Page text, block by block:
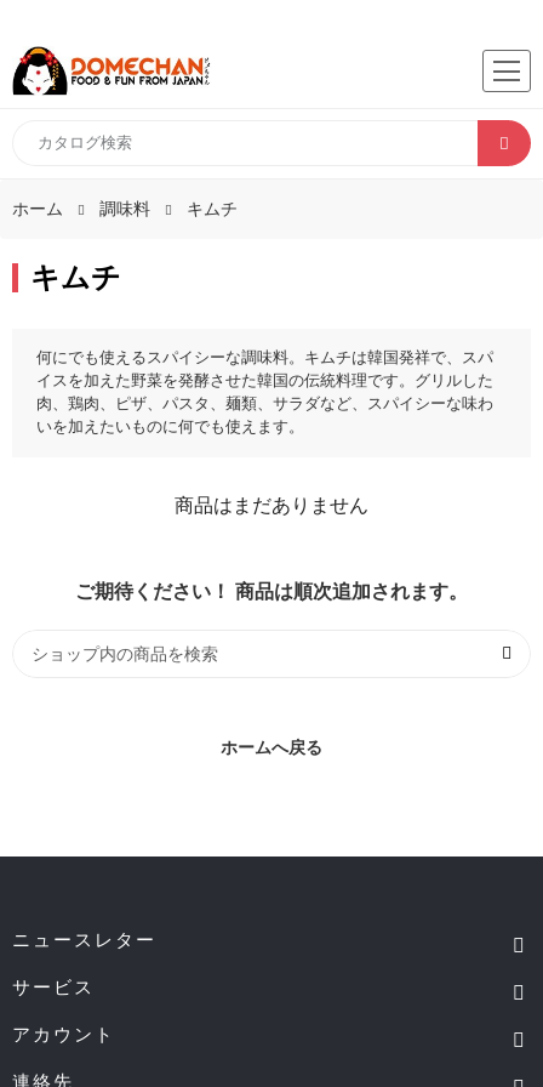
ホーム 調味料 キムチ
キムチ
何にでも使えるスパイシーな調味料。キムチは韓国発祥で、スパ
イスを加えた野菜を発酵させた韓国の伝統料理です。グリルした
肉、鶏肉、ピザ、パスタ、麺類、サラダなど、スパイシーな味わ
いを加えたいものに何でも使えます。
商品はまだありません
ご期待ください！ 商品は順次追加されます。
ホームへ戻る
ニュースレター
サービス
アカウント
連絡先